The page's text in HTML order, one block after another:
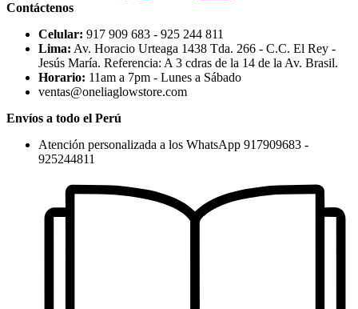
Contáctenos
Celular: 917 909 683 - 925 244 811
Lima: Av. Horacio Urteaga 1438 Tda. 266 - C.C. El Rey -
Jesús María. Referencia: A 3 cdras de la 14 de la Av. Brasil.
Horario: 11am a 7pm - Lunes a Sábado
ventas@oneliaglowstore.com
Envíos a todo el Perú
Atención personalizada a los WhatsApp 917909683 -
925244811